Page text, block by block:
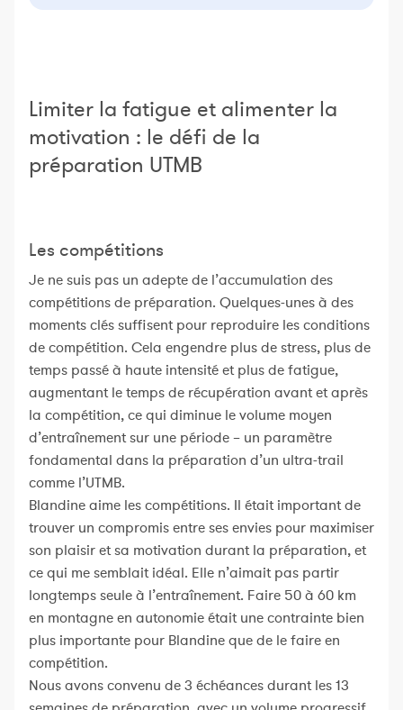
Limiter la fatigue et alimenter la
motivation : le défi de la
préparation UTMB
Les compétitions
Je ne suis pas un adepte de l’accumulation des
compétitions de préparation. Quelques-unes à des
moments clés suffisent pour reproduire les conditions
de compétition. Cela engendre plus de stress, plus de
temps passé à haute intensité et plus de fatigue,
augmentant le temps de récupération avant et après
la compétition, ce qui diminue le volume moyen
d’entraînement sur une période – un paramètre
fondamental dans la préparation d’un ultra-trail
comme l’UTMB.
Blandine aime les compétitions. Il était important de
trouver un compromis entre ses envies pour maximiser
son plaisir et sa motivation durant la préparation, et
ce qui me semblait idéal. Elle n’aimait pas partir
longtemps seule à l’entraînement. Faire 50 à 60 km
en montagne en autonomie était une contrainte bien
plus importante pour Blandine que de le faire en
compétition.
Nous avons convenu de 3 échéances durant les 13